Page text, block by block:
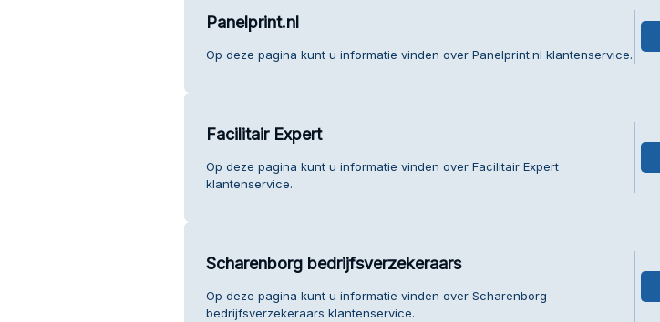
Panelprint.nl
Op deze pagina kunt u informatie vinden over Panelprint.nl klantenservice.
Facilitair Expert
Op deze pagina kunt u informatie vinden over Facilitair Expert
klantenservice.
Scharenborg bedrijfsverzekeraars
Op deze pagina kunt u informatie vinden over Scharenborg
bedrijfsverzekeraars klantenservice.